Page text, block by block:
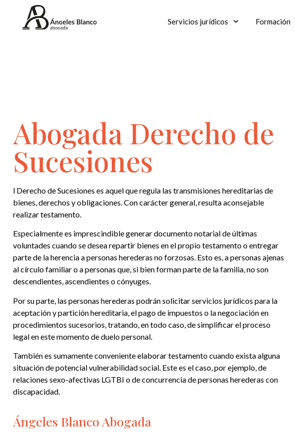
Servicios jurídicos Formación
Abogada Derecho de
Sucesiones
l Derecho de Sucesiones es aquel que regula las transmisiones hereditarias de
bienes, derechos y obligaciones. Con carácter general, resulta aconsejable
realizar testamento.
Especialmente es imprescindible generar documento notarial de últimas
voluntades cuando se desea repartir bienes en el propio testamento o entregar
parte de la herencia a personas herederas no forzosas. Esto es, a personas ajenas
al círculo familiar o a personas que, si bien forman parte de la familia, no son
descendientes, ascendientes o cónyuges.
Por su parte, las personas herederas podrán solicitar servicios jurídicos para la
aceptación y partición hereditaria, el pago de impuestos o la negociación en
procedimientos sucesorios, tratando, en todo caso, de simplificar el proceso
legal en este momento de duelo personal.
También es sumamente conveniente elaborar testamento cuando exista alguna
situación de potencial vulnerabilidad social. Este es el caso, por ejemplo, de
relaciones sexo-afectivas LGTBI o de concurrencia de personas herederas con
discapacidad.
Ángeles Blanco Abogada